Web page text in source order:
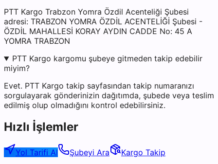
PTT Kargo Trabzon Yomra Özdil Acenteliği Şubesi
adresi: TRABZON YOMRA ÖZDİL ACENTELİĞİ Şubesi -
ÖZDİL MAHALLESİ KORAY AYDIN CADDE No: 45 A
YOMRA TRABZON
PTT Kargo kargomu şubeye gitmeden takip edebilir
miyim?
Evet. PTT Kargo takip sayfasından takip numaranızı
sorgulayarak gönderinizin dağıtımda, şubede veya teslim
edilmiş olup olmadığını kontrol edebilirsiniz.
Hızlı İşlemler
Yol Tarifi Al Şubeyi Ara
Kargo Takip